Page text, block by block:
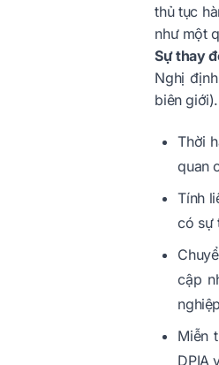
thủ tục
như một
Sự thay
Nghị
biên giới).
Thời
quan
Tính
có sự
cập
Miễn
DPIA